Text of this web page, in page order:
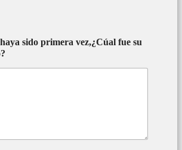
sido primera vez,¿Cúal fue su